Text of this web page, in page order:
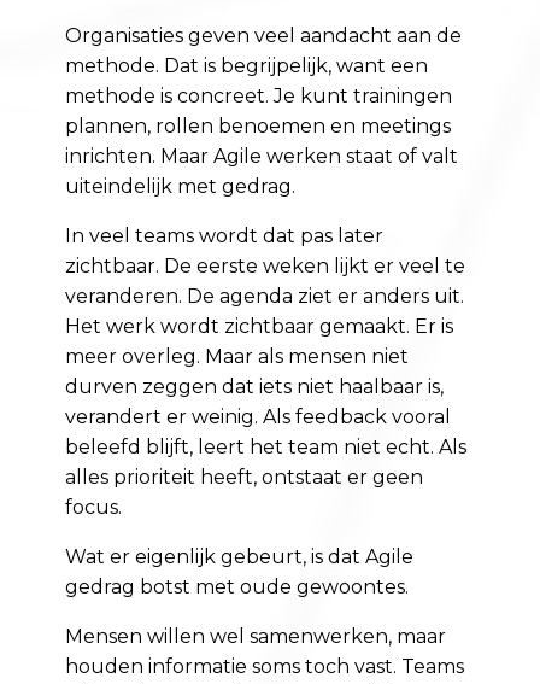
Organisaties geven veel aandacht aan de
methode. Dat is begrijpelijk, want een
methode is concreet. Je kunt trainingen
plannen, rollen benoemen en meetings
inrichten. Maar Agile werken staat of valt
uiteindelijk met gedrag.
In veel teams wordt dat pas later
zichtbaar. De eerste weken lijkt er veel te
veranderen. De agenda ziet er anders uit.
Het werk wordt zichtbaar gemaakt. Er is
meer overleg. Maar als mensen niet
durven zeggen dat iets niet haalbaar is,
verandert er weinig. Als feedback vooral
beleefd blijft, leert het team niet echt. Als
alles prioriteit heeft, ontstaat er geen
focus.
Wat er eigenlijk gebeurt, is dat Agile
gedrag botst met oude gewoontes.
Mensen willen wel samenwerken, maar
houden informatie soms toch vast. Teams